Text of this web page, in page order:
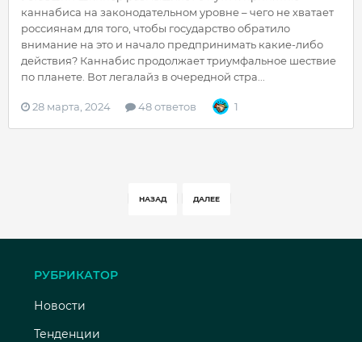
каннабиса на законодательном уровне – чего не хватает
россиянам для того, чтобы государство обратило
внимание на это и начало предпринимать какие-либо
действия? Каннабис продолжает триумфальное шествие
по планете. Вот легалайз в очередной стра...
28 марта, 2024 48 ответов 1
НАЗАД ДАЛЕЕ
РУБРИКАТОР
Новости
Тенденции